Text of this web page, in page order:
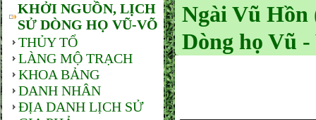
KHỞI NGUỒN, LỊCH
SỬ DÒNG HỌ VŨ-VÕ
THỦY TỔ
LÀNG MỘ TRẠCH
KHOA BẢNG
DANH NHÂN
ĐỊA DANH LỊCH SỬ
Ngài Vũ Hồn
Dòng họ Vũ